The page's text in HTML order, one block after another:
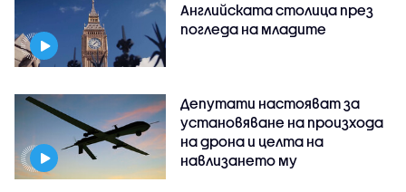
Английската столица през
погледа на младите
Депутати настояват за
установяване на произхода
на дрона и целта на
навлизането му